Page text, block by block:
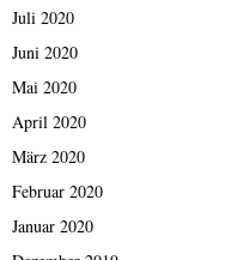
Juli 2020
Juni 2020
Mai 2020
April 2020
März 2020
Februar 2020
Januar 2020